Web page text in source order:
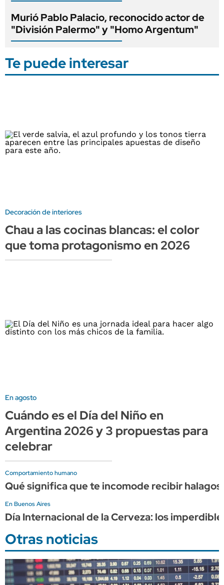
Murió Pablo Palacio, reconocido actor de
"División Palermo" y "Homo Argentum"
Te puede interesar
Decoración de interiores
Chau a las cocinas blancas: el color
que toma protagonismo en 2026
En agosto
Cuándo es el Día del Niño en
Argentina 2026 y 3 propuestas para
celebrar
Comportamiento humano
Qué significa que te incomode recibir
En Buenos Aires
Día Internacional de la Cerveza: los
Otras noticias